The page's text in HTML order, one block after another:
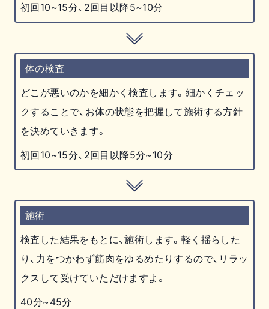
初回10~15分、2回目以降5~10分
体の検査
どこが悪いのかを細かく検査します。細かくチェッ
クすることで、お体の状態を把握して施術する方針
を決めていきます。
初回10~15分、2回目以降5分~10分
施術
検査した結果をもとに、施術します。軽く揺らした
り、力をつかわず筋肉をゆるめたりするので、リラッ
クスして受けていただけますよ。
40分~45分